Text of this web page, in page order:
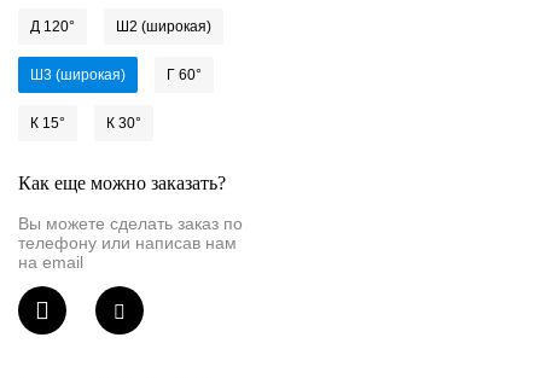
Назад Показать всё
По назначению
Промышленные
Офисные
Для АЗС
С защитной решеткой
Д 120° Ш2 (широкая)
Ш3 (широкая) Г 60°
К 15° К 30°
Как еще можно заказать?
Вы можете сделать заказ по
телефону или написав нам
на email